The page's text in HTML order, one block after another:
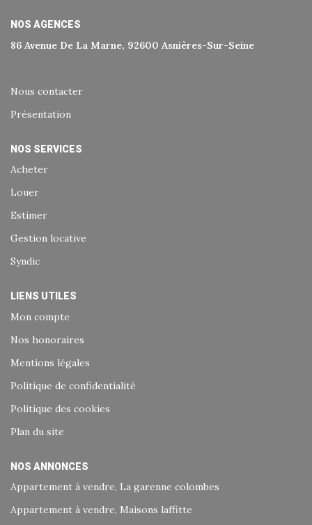
NOS AGENCES
86 Avenue De La Marne, 92600 Asnières-Sur-Seine
Nous contacter
Présentation
NOS SERVICES
Acheter
Louer
Estimer
Gestion locative
Syndic
LIENS UTILES
Mon compte
Nos honoraires
Mentions légales
Politique de confidentialité
Politique des cookies
Plan du site
NOS ANNONCES
Appartement à vendre, La garenne colombes
Appartement à vendre, Maisons laffitte